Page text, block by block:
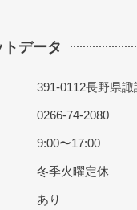
データ
391-0112長野県
0266-74-2080
9:00〜17:00
冬季火曜定休
あり